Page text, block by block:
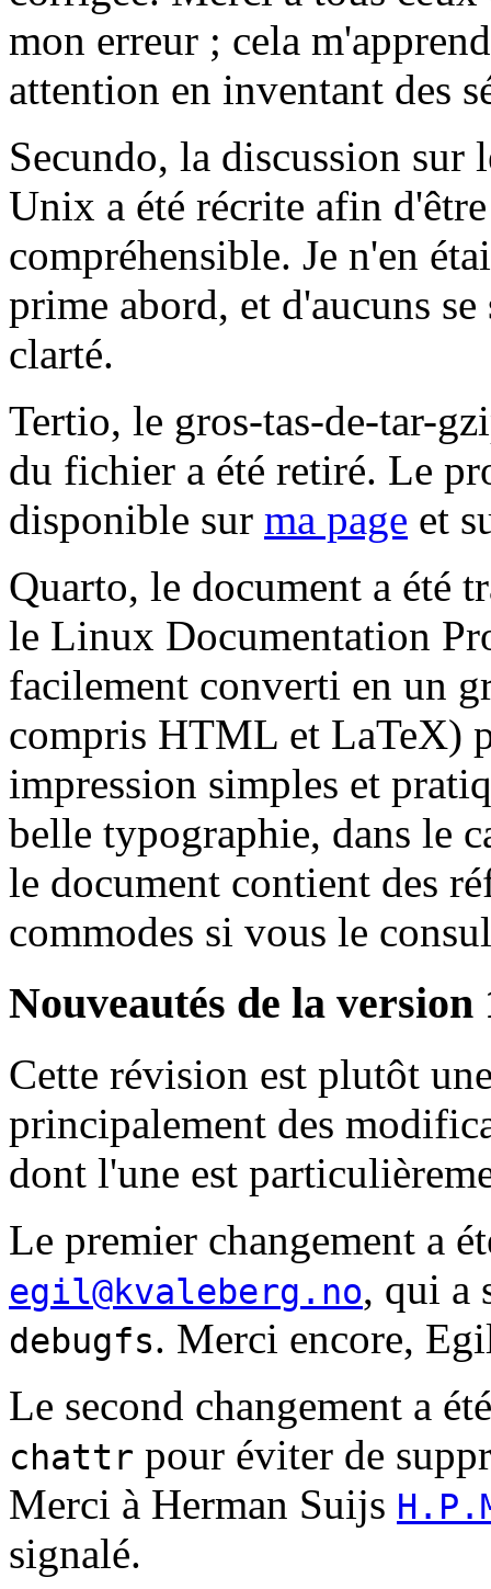
mon erreur ; cela
attention en inventant des
Secundo, la discussion sur
Unix a été récrite afin
compréhensible. Je n'en
prime abord, et d'aucuns
clarté.
Tertio, le gros-tas-de-tar-
du fichier a été retiré. Le
disponible sur ma page et
Quarto, le document a été
le Linux Documentation
facilement converti en un
compris HTML et LaTeX)
impression simples et
belle typographie, dans le
le document contient des
commodes si vous le
Nouveautés de la version
Cette révision est plutôt
principalement des
dont l'une est
Le premier changement a
egil@kvaleberg.no, qui a
debugfs. Merci encore,
Le second changement a
chattr pour éviter de
Merci à Herman Suijs
signalé.